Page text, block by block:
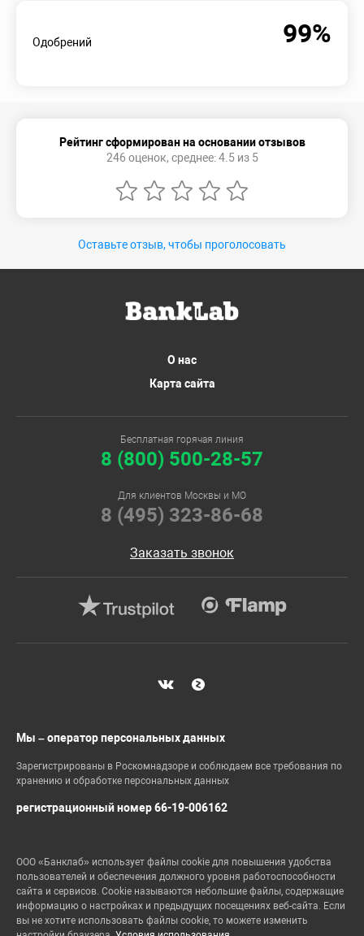
Одобрений 99%
Рейтинг сформирован на основании отзывов
246 оценок, среднее: 4.5 из 5
Оставьте отзыв, чтобы проголосовать
О нас
Карта сайта
Бесплатная горячая линия
8 (800) 500-28-57
Для клиентов Москвы и МО
8 (495) 323-86-68
Заказать звонок
Мы – оператор персональных данных
Зарегистрированы в Роскомнадзоре и соблюдаем все требования по
хранению и обработке персональных данных
регистрационный номер 66-19-006162
ООО «Банклаб» использует файлы cookie для повышения удобства
пользователей и обеспечения должного уровня работоспособности
сайта и сервисов. Cookie называются небольшие файлы, содержащие
информацию о настройках и предыдущих посещениях веб-сайта. Если
вы не хотите использовать файлы cookie, то можете изменить